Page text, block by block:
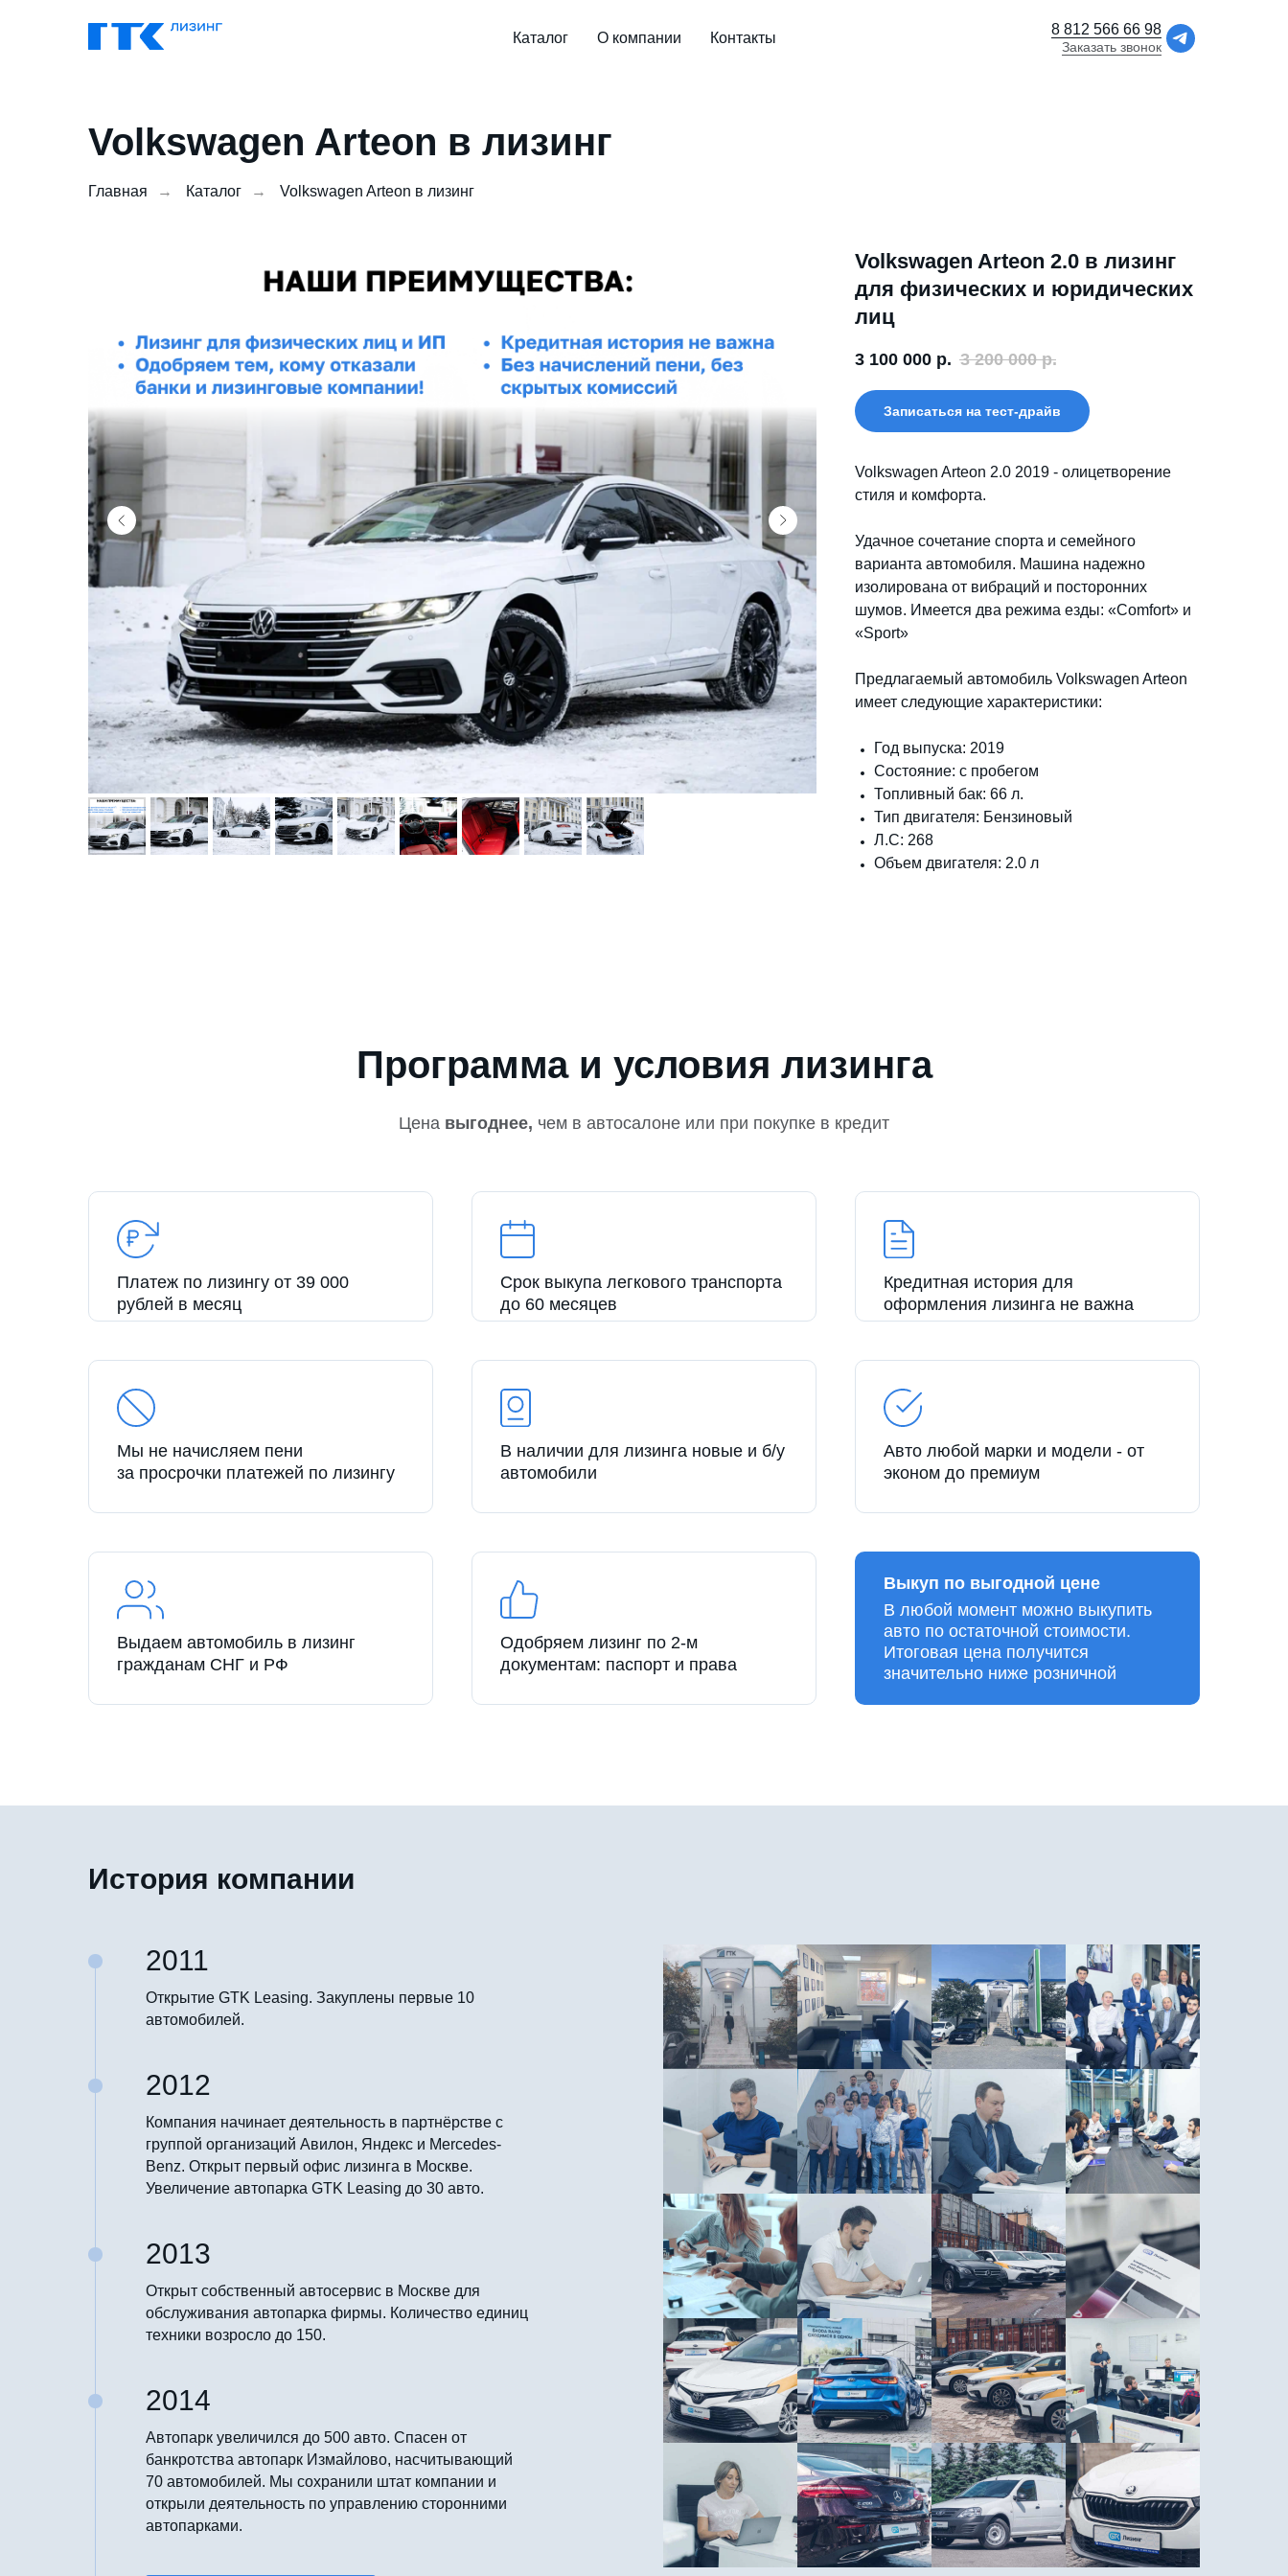
Каталог О компании Контакты
8 812 566 66 98
Заказать звонок
Volkswagen Arteon в лизинг
Главная → Каталог → Volkswagen Arteon в лизинг
Volkswagen Arteon 2.0 в лизинг
для физических и юридических
лиц
3 100 000 р. 3 200 000 р.
Записаться на тест-драйв
Volkswagen Arteon 2.0 2019 - олицетворение
стиля и комфорта.
Удачное сочетание спорта и семейного
варианта автомобиля. Машина надежно
изолирована от вибраций и посторонних
шумов. Имеется два режима езды: «Comfort» и
«Sport»
Предлагаемый автомобиль Volkswagen Arteon
имеет следующие характеристики:
Год выпуска: 2019
Состояние: с пробегом
Топливный бак: 66 л.
Тип двигателя: Бензиновый
Л.С: 268
Объем двигателя: 2.0 л
Программа и условия лизинга
Цена выгоднее, чем в автосалоне или при покупке в кредит
Платеж по лизингу от 39 000
рублей в месяц
Срок выкупа легкового транспорта
до 60 месяцев
Кредитная история для
оформления лизинга не важна
Мы не начисляем пени
за просрочки платежей по лизингу
В наличии для лизинга новые и б/у
автомобили
Авто любой марки и модели - от
эконом до премиум
Выдаем автомобиль в лизинг
гражданам СНГ и РФ
Одобряем лизинг по 2-м
документам: паспорт и права
В любой момент можно выкупить
авто по остаточной стоимости.
Итоговая цена получится
значительно ниже розничной
Выкуп по выгодной цене
История компании
2011
Открытие GTK Leasing. Закуплены первые 10
автомобилей.
2012
Компания начинает деятельность в партнёрстве с
группой организаций Авилон, Яндекс и Mercedes-
Benz. Открыт первый офис лизинга в Москве.
Увеличение автопарка GTK Leasing до 30 авто.
2013
Открыт собственный автосервис в Москве для
обслуживания автопарка фирмы. Количество единиц
техники возросло до 150.
2014
Автопарк увеличился до 500 авто. Спасен от
банкротства автопарк Измайлово, насчитывающий
70 автомобилей. Мы сохранили штат компании и
открыли деятельность по управлению сторонними
автопарками.